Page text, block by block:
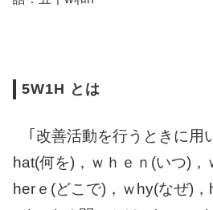
5W1H とは
｢改善活動を行うときに用
hat(何を)，ｗｈｅｎ(いつ)，
herｅ(どこで)，ｗhy(なぜ)